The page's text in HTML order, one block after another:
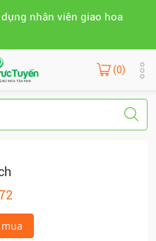
nhân viên giao hoa
(0)